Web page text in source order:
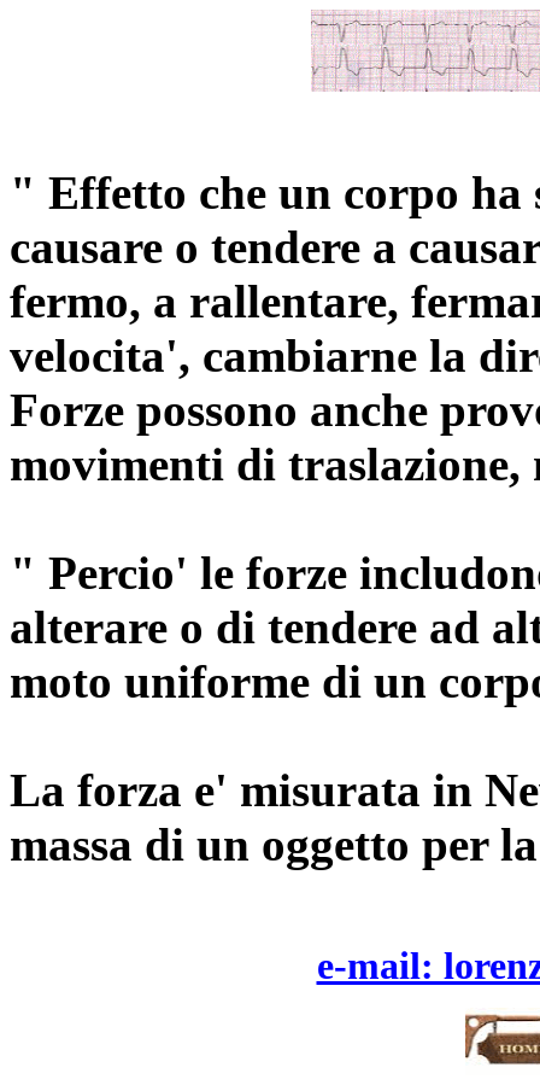
" Effetto che un corpo
causare o tendere a
fermo, a rallentare,
velocita', cambiarne la
Forze possono anche
movimenti di
" Percio' le forze
alterare o di tendere ad
moto uniforme di un
La forza e' misurata in
massa di un oggetto per
e-mail: